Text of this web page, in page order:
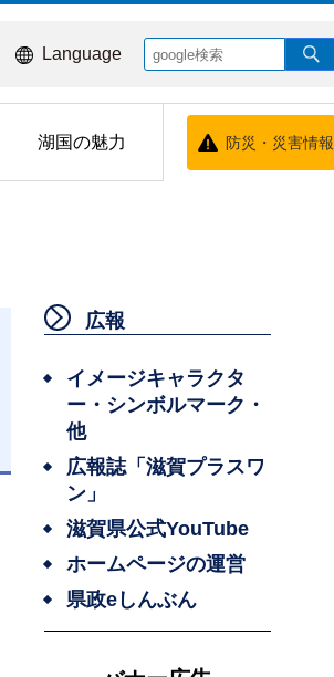
Language
湖国の魅力 防災・災害情報
広報
イメージキャラクタ
ー・シンボルマーク・
他
広報誌「滋賀プラスワ
ン」
滋賀県公式YouTube
ホームページの運営
県政eしんぶん